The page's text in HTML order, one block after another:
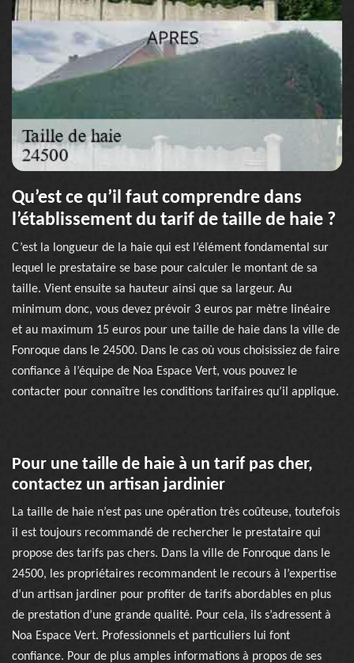
Qu’est ce qu’il faut comprendre dans
l’établissement du tarif de taille de haie ?
C’est la longueur de la haie qui est l’élément fondamental sur
lequel le prestataire se base pour calculer le montant de sa
taille. Vient ensuite sa hauteur ainsi que sa largeur. Au
minimum donc, vous devez prévoir 3 euros par mètre linéaire
et au maximum 15 euros pour une taille de haie dans la ville de
Fonroque dans le 24500. Dans le cas où vous choisissiez de faire
confiance à l’équipe de Noa Espace Vert, vous pouvez le
contacter pour connaître les conditions tarifaires qu’il applique.
Pour une taille de haie à un tarif pas cher,
contactez un artisan jardinier
La taille de haie n’est pas une opération très coûteuse, toutefois
il est toujours recommandé de rechercher le prestataire qui
propose des tarifs pas chers. Dans la ville de Fonroque dans le
24500, les propriétaires recommandent le recours à l’expertise
d’un artisan jardiner pour profiter de tarifs abordables en plus
de prestation d’une grande qualité. Pour cela, ils s’adressent à
Noa Espace Vert. Professionnels et particuliers lui font
confiance. Pour de plus amples informations à propos de ses